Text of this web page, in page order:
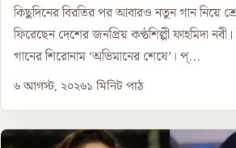
কিছুদিনের বিরতির পর আবারও নতুন গান নিয়ে
ফিরেছেন দেশের জনপ্রিয় কণ্ঠশিল্পী ফাহমিদা
গানের শিরোনাম ‘অভিমানের শেষে’। প্...
৬ আগস্ট, ২০২৬১ মিনিট পাঠ